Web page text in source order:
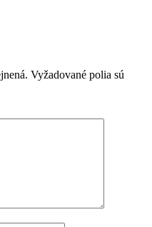
Vyžadované polia sú